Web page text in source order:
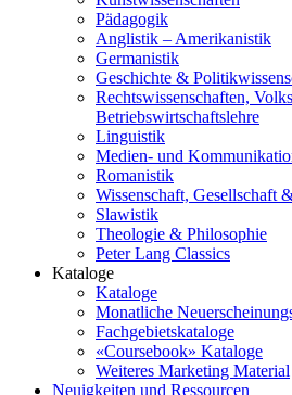
Pädagogik
Anglistik – Amerikanistik
Germanistik
Geschichte &
Rechtswissenschaften,
Betriebswirtschaftslehre
Linguistik
Medien- und
Romanistik
Wissenschaft, Gesellschaft
Slawistik
Theologie & Philosophie
Peter Lang Classics
Kataloge
Kataloge
Monatliche
Fachgebietskataloge
«Coursebook» Kataloge
Weiteres Marketing Material
Neuigkeiten und Ressourcen